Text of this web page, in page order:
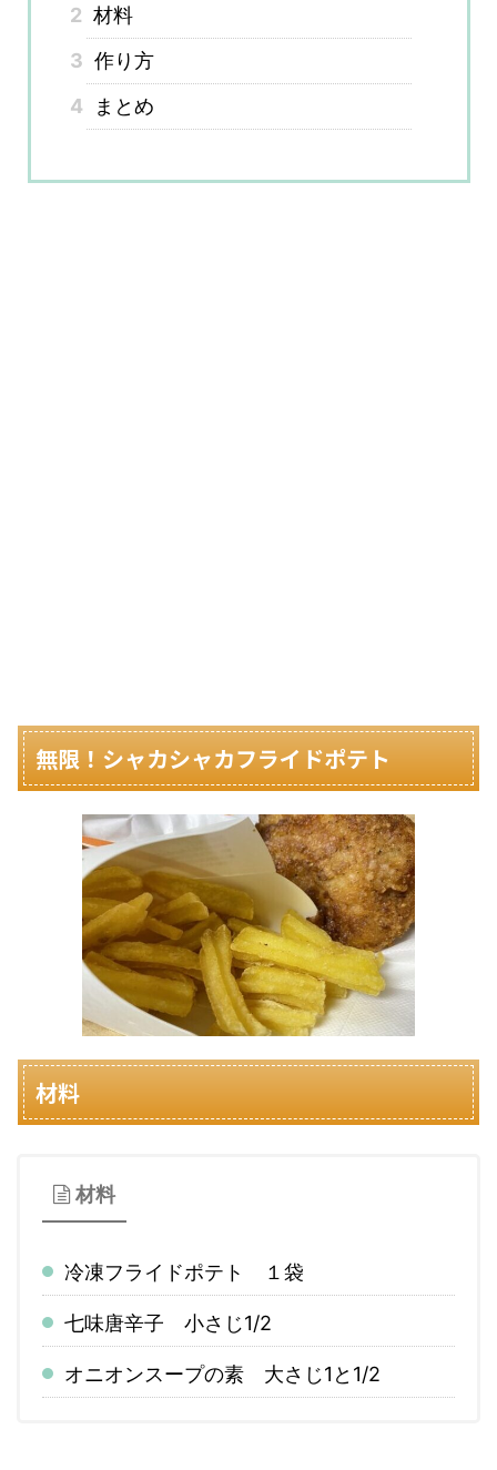
2 材料
3 作り方
4
まとめ
無限！シャカシャカフライドポテト
材料
材料
冷凍フライドポテト １袋
七味唐辛子 小さじ1/2
オニオンスープの素 大さじ1と1/2